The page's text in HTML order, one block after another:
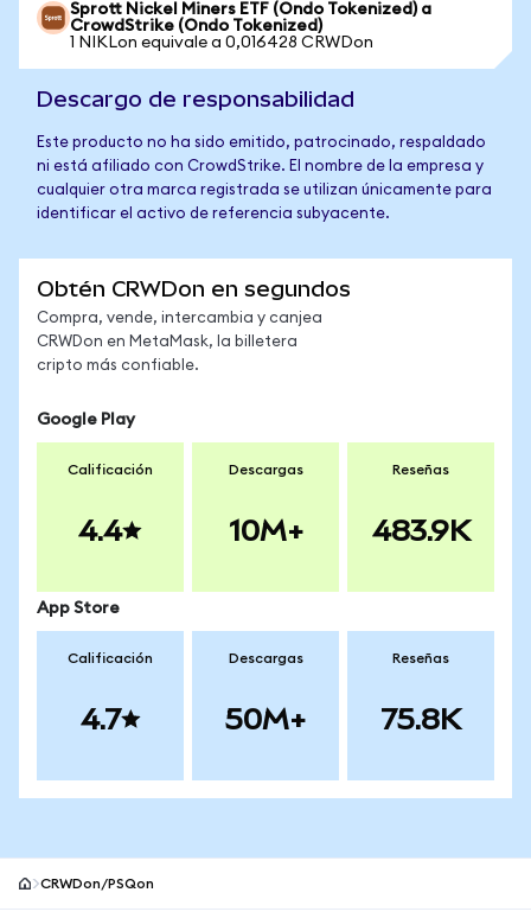
Sprott Nickel Miners ETF (Ondo Tokenized) a
CrowdStrike (Ondo Tokenized)
1 NIKLon equivale a 0,016428 CRWDon
Descargo de responsabilidad
Este producto no ha sido emitido, patrocinado, respaldado
ni está afiliado con CrowdStrike. El nombre de la empresa y
cualquier otra marca registrada se utilizan únicamente para
identificar el activo de referencia subyacente.
Obtén CRWDon en segundos
Compra, vende, intercambia y canjea
CRWDon en MetaMask, la billetera
cripto más confiable.
Google Play
Calificación
4.4
Descargas
10M+
Reseñas
483.9K
App Store
Calificación
4.7
Descargas
50M+
Reseñas
75.8K
CRWDon/PSQon